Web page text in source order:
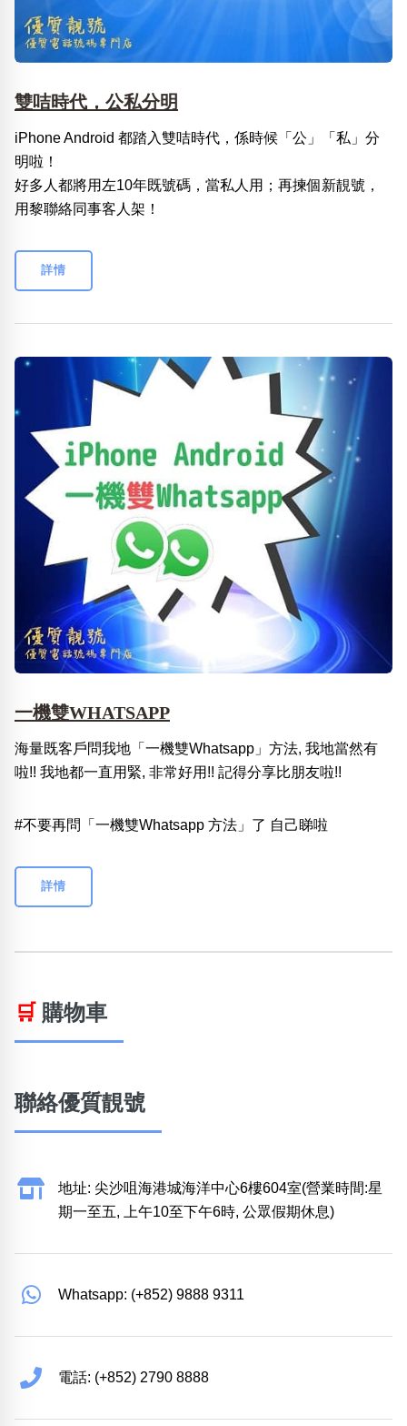
雙咭時代，公私分明
iPhone Android 都踏入雙咭時代，係時候「公」「私」分
明啦！
好多人都將用左10年既號碼，當私人用；再揀個新靚號，
用黎聯絡同事客人架！
詳情
一機雙WHATSAPP
海量既客戶問我地「一機雙Whatsapp」方法, 我地當然有
啦!! 我地都一直用緊, 非常好用!! 記得分享比朋友啦!!
#不要再問「一機雙Whatsapp 方法」了 自己睇啦
詳情
🛒 購物車
聯絡優質靚號
地址: 尖沙咀海港城海洋中心6樓604室(營業時間:星
期一至五, 上午10至下午6時, 公眾假期休息)
Whatsapp: (+852) 9888 9311
電話: (+852) 2790 8888